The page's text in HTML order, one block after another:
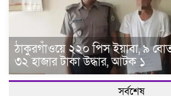
ঠাকুরগাঁওয়ে ২২০ পিস ইয়াবা, ৯
৩২ হাজার টাকা উদ্ধার, আটক ১
সর্বশেষ